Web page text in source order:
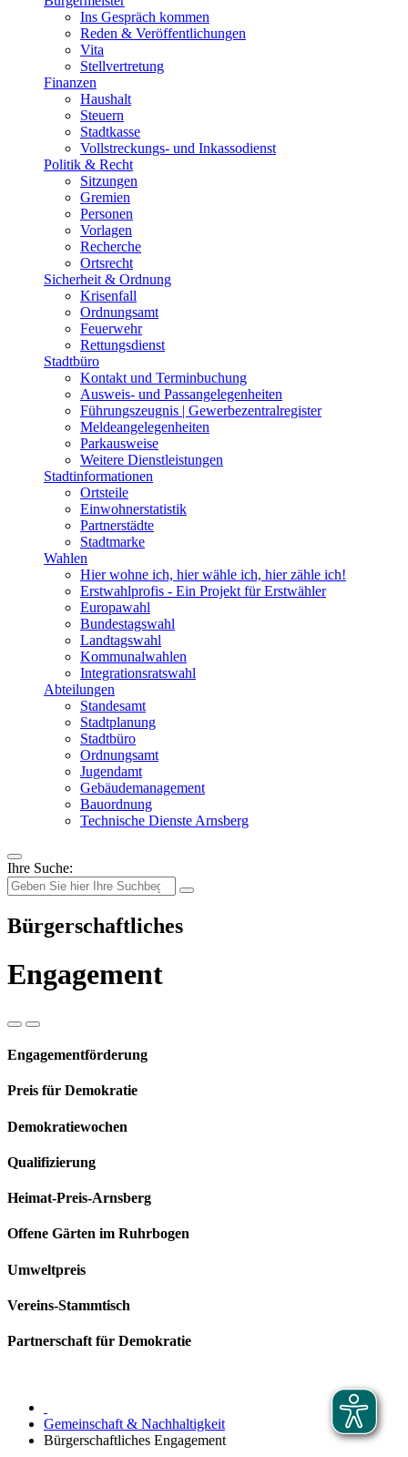
Ins Gespräch kommen
Reden & Veröffentlichungen
Vita
Stellvertretung
Finanzen
Haushalt
Steuern
Stadtkasse
Vollstreckungs- und Inkassodienst
Politik & Recht
Sitzungen
Gremien
Personen
Vorlagen
Recherche
Ortsrecht
Sicherheit & Ordnung
Krisenfall
Ordnungsamt
Feuerwehr
Rettungsdienst
Stadtbüro
Kontakt und Terminbuchung
Ausweis- und Passangelegenheiten
Führungszeugnis | Gewerbezentralregister
Meldeangelegenheiten
Parkausweise
Weitere Dienstleistungen
Stadtinformationen
Ortsteile
Einwohnerstatistik
Partnerstädte
Stadtmarke
Wahlen
Hier wohne ich, hier wähle ich, hier zähle ich!
Erstwahlprofis - Ein Projekt für Erstwähler
Europawahl
Bundestagswahl
Landtagswahl
Kommunalwahlen
Integrationsratswahl
Abteilungen
Standesamt
Stadtplanung
Stadtbüro
Ordnungsamt
Jugendamt
Gebäudemanagement
Bauordnung
Technische Dienste Arnsberg
Ihre Suche:
Bürgerschaftliches
Engagement
Engagementförderung
Preis für Demokratie
Demokratiewochen
Qualifizierung
Heimat-Preis-Arnsberg
Offene Gärten im Ruhrbogen
Umweltpreis
Vereins-Stammtisch
Partnerschaft für Demokratie
Gemeinschaft & Nachhaltigkeit
Bürgerschaftliches Engagement